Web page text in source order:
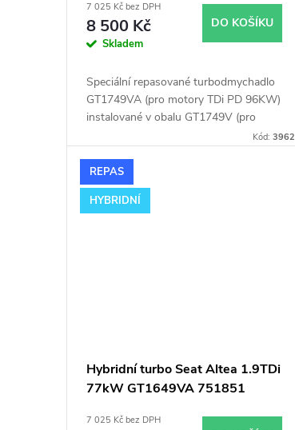
7 025 Kč bez DPH
8 500 Kč
Skladem
DO KOŠÍKU
Speciální repasované turbodmychadlo
GT1749VA (pro motory TDi PD 96KW)
instalované v obalu GT1749V (pro
např. chiptuning. Pro vůz Seat
Alhambra 1.9TDi 85kW AUY.
Kód:3962
REPAS
HYBRIDNÍ
Hybridní turbo Seat Altea 1.9TDi
77kW GT1649VA 751851
7 025 Kč bez DPH